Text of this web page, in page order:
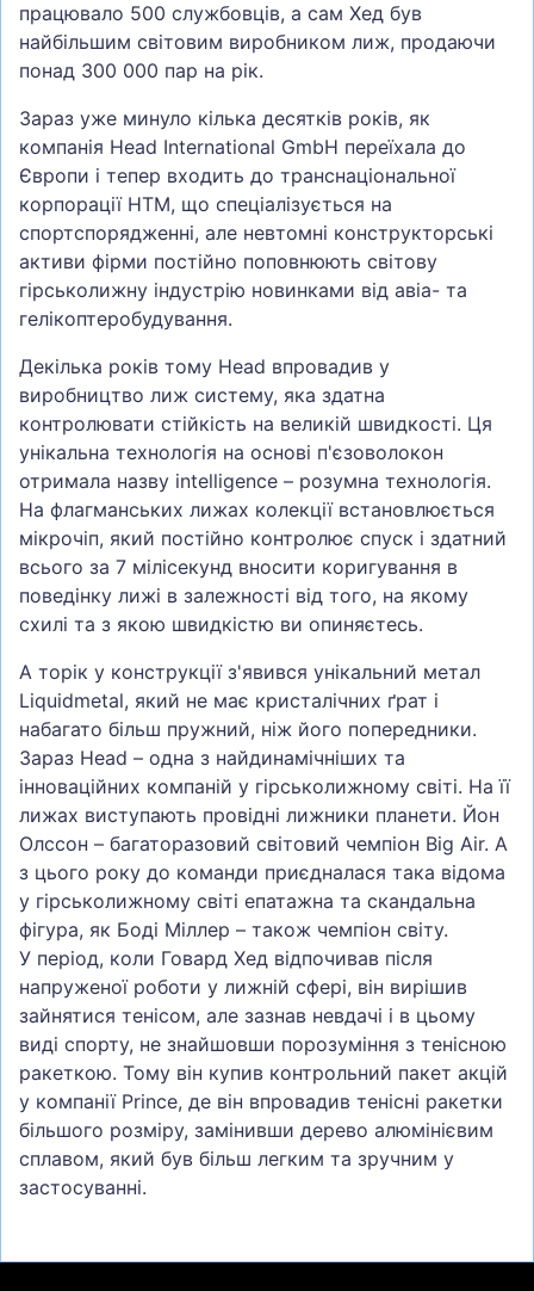
працювало 500 службовців, а сам Хед був
найбільшим світовим виробником лиж, продаючи
понад 300 000 пар на рік.
Зараз уже минуло кілька десятків років, як
компанія Head International GmbH переїхала до
Європи і тепер входить до транснаціональної
корпорації HTM, що спеціалізується на
спортспорядженні, але невтомні конструкторські
активи фірми постійно поповнюють світову
гірськолижну індустрію новинками від авіа- та
гелікоптеробудування.
Декілька років тому Head впровадив у
виробництво лиж систему, яка здатна
контролювати стійкість на великій швидкості. Ця
унікальна технологія на основі п'єзоволокон
отримала назву intelligence – розумна технологія.
На флагманських лижах колекції встановлюється
мікрочіп, який постійно контролює спуск і здатний
всього за 7 мілісекунд вносити коригування в
поведінку лижі в залежності від того, на якому
схилі та з якою швидкістю ви опиняєтесь.
А торік у конструкції з'явився унікальний метал
Liquidmetal, який не має кристалічних ґрат і
набагато більш пружний, ніж його попередники.
Зараз Head – одна з найдинамічніших та
інноваційних компаній у гірськолижному світі. На її
лижах виступають провідні лижники планети. Йон
Олссон – багаторазовий світовий чемпіон Big Air. А
з цього року до команди приєдналася така відома
у гірськолижному світі епатажна та скандальна
фігура, як Боді Міллер – також чемпіон світу.
У період, коли Говард Хед відпочивав після
напруженої роботи у лижній сфері, він вирішив
зайнятися тенісом, але зазнав невдачі і в цьому
виді спорту, не знайшовши порозуміння з тенісною
ракеткою. Тому він купив контрольний пакет акцій
у компанії Prince, де він впровадив тенісні ракетки
більшого розміру, замінивши дерево алюмінієвим
сплавом, який був більш легким та зручним у
застосуванні.